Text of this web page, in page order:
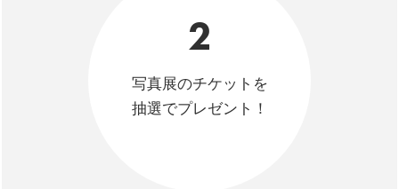
2
写真展のチケットを
抽選でプレゼント！